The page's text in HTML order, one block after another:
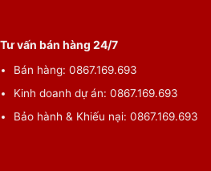
Tư vấn bán hàng 24/7
Bán hàng: 0867.169.693
Kinh doanh dự án: 0867.169.693
Bảo hành & Khiếu nại: 0867.169.693